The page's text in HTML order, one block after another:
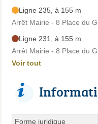
Ligne 235, à 155 m
Arrêt Mairie - 8 Place du
Ligne 231, à 155 m
Arrêt Mairie - 8 Place du
Voir tout
Forme juridique